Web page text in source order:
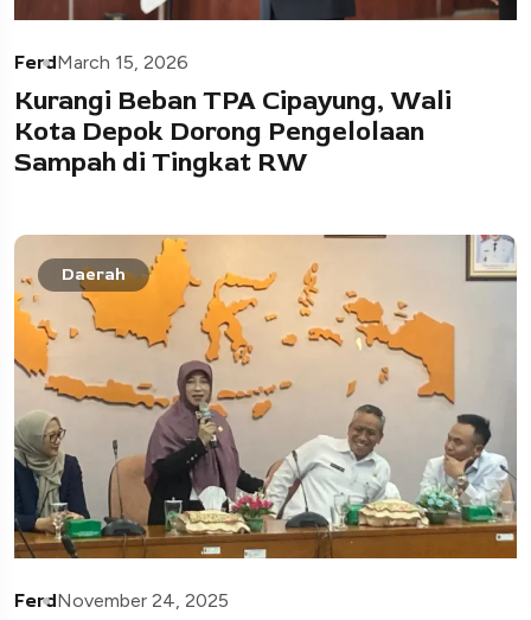
FerdMarch 15, 2026
Kurangi Beban TPA Cipayung, Wali
Kota Depok Dorong Pengelolaan
Sampah di Tingkat RW
Daerah
FerdNovember 24, 2025